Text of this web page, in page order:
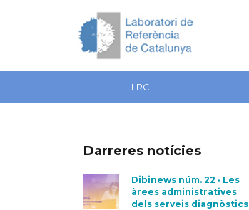
LRC
Darreres notícies
Dibinews núm. 22 · Les
àrees administratives
dels serveis diagnòstics